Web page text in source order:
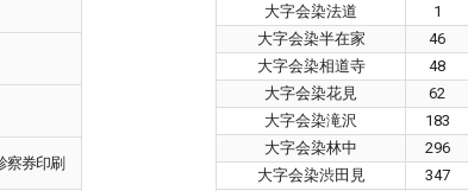
察券印刷
大字会染法道
1
大字会染半在家
46
大字会染相道寺
48
大字会染花見
62
大字会染滝沢
183
大字会染林中
296
大字会染渋田見
347